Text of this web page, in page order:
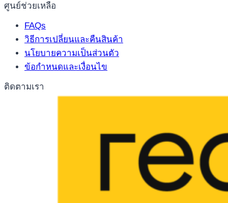
ศูนย์ช่วยเหลือ
FAQs
วิธีการเปลี่ยนและคืนสินค้า
นโยบายความเป็นส่วนตัว
ข้อกำหนดและเงื่อนไข
ติดตามเรา